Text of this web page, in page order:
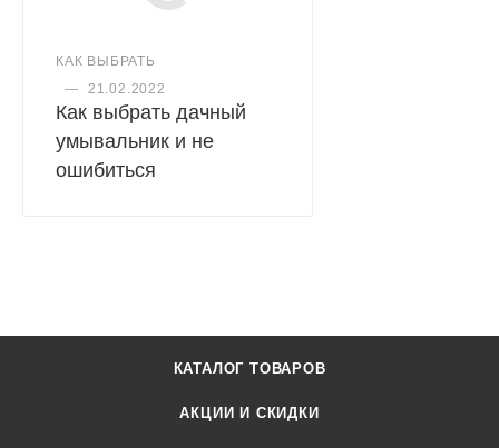
транспортировки). Коробка помещается в багажник
сидения;
Продукция сертифицирована.
КАК ВЫБРАТЬ
—
21.02.2022
Как выбрать дачный
умывальник и не
ошибиться
КАТАЛОГ ТОВАРОВ
АКЦИИ И СКИДКИ